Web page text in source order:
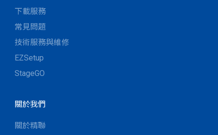
下載服務
常見問題
技術服務與維修
EZSetup
StageGO
關於我們
關於精聯